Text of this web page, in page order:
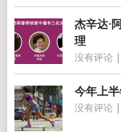
杰辛达·
理
没有评论 |
今年上
没有评论 |